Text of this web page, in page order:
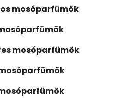
mosóparfümök
mosóparfümök